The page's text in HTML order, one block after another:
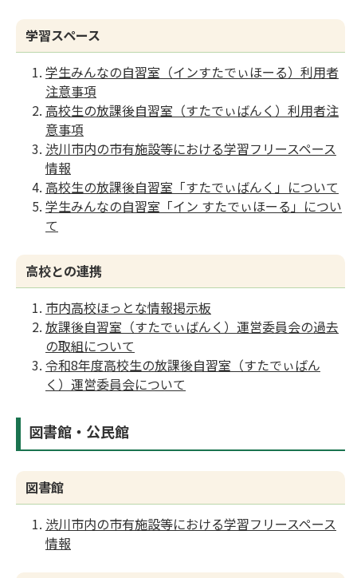
学習スペース
学生みんなの自習室（インすたでぃほーる）利用者
注意事項
高校生の放課後自習室（すたでぃばんく）利用者注
意事項
渋川市内の市有施設等における学習フリースペース
情報
高校生の放課後自習室「すたでぃばんく」について
学生みんなの自習室「イン すたでぃほーる」につい
て
高校との連携
市内高校ほっとな情報掲示板
放課後自習室（すたでぃばんく）運営委員会の過去
の取組について
令和8年度高校生の放課後自習室（すたでぃばん
く）運営委員会について
図書館・公民館
図書館
渋川市内の市有施設等における学習フリースペース
情報